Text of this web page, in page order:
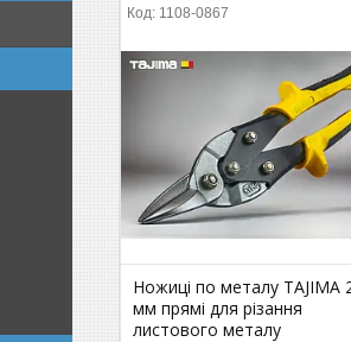
1108-0867
Ножиці по металу TAJIMA
мм прямі для різання
листового металу